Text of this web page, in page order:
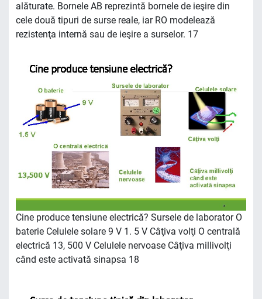
alăturate. Bornele AB reprezintă bornele de ieşire din
cele două tipuri de surse reale, iar RO modelează
rezistenţa internă sau de ieşire a surselor. 17
Cine produce tensiune electrică? Sursele de laborator O
baterie Celulele solare 9 V 1. 5 V Câţiva volţi O centrală
electrică 13, 500 V Celulele nervoase Câţiva millivolţi
când este activată sinapsa 18